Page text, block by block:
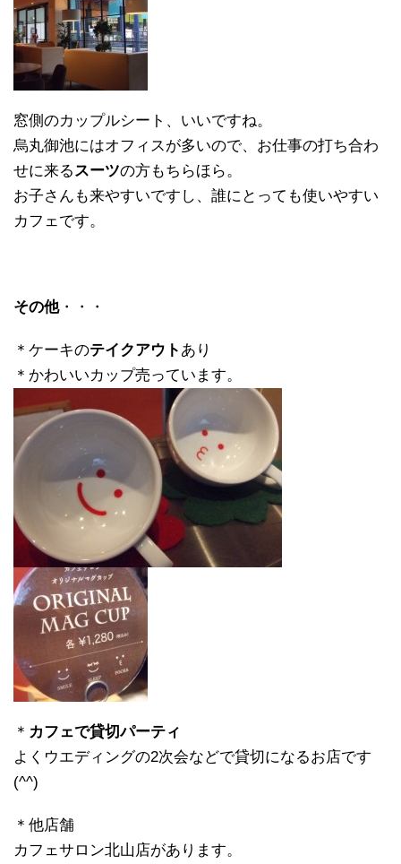
窓側のカップルシート、いいですね。
烏丸御池にはオフィスが多いので、お仕事の打ち合わ
せに来る スーツの方もちらほら。
お子さんも来やすいですし、誰にとっても使いやすい
カフェです。
その他・・・
＊ケーキのテイクアウト あり
＊かわいいカップ売っています。
＊ カフェで貸切パーティ
よくウエディングの2次会などで貸切になるお店です
(^^)
＊他店舗
カフェサロン北山店があります。